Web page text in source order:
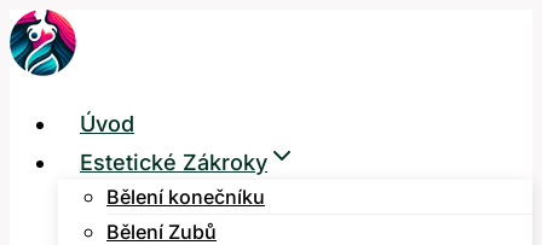
Přeskočit
na
Úvod
Estetické Zákroky
Bělení konečníku
Bělení Zubů